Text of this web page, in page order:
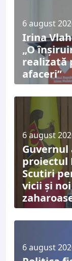
6 august
Irina
„O
realizată
afaceri”
6 august
proiectul
Scutiri
vicii și
6 august